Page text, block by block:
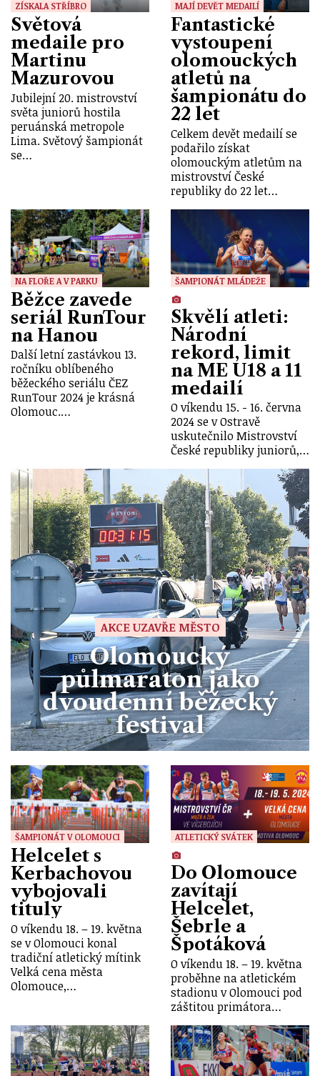
ZÍSKALA STŘÍBRO
Světová
medaile pro
Martinu
Mazurovou
Jubilejní 20. mistrovství
světa juniorů hostila
peruánská metropole
Lima. Světový šampionát
se…
MAJÍ DEVĚT MEDAILÍ
Fantastické
vystoupení
olomouckých
atletů na
šampionátu do
22 let
Celkem devět medailí se
podařilo získat
olomouckým atletům na
mistrovství České
republiky do 22 let…
NA FLOŘE A V PARKU
Běžce zavede
seriál RunTour
na Hanou
Další letní zastávkou 13.
ročníku oblíbeného
běžeckého seriálu ČEZ
RunTour 2024 je krásná
Olomouc.…
ŠAMPIONÁT MLÁDEŽE
Skvělí atleti:
Národní
rekord, limit
na ME U18 a 11
medailí
O víkendu 15. - 16. června
2024 se v Ostravě
uskutečnilo Mistrovství
České republiky juniorů,…
AKCE UZAVŘE MĚSTO
Olomoucký
půlmaraton jako
dvoudenní běžecký
festival
ŠAMPIONÁT V OLOMOUCI
Helcelet s
Kerbachovou
vybojovali
tituly
O víkendu 18. – 19. května
se v Olomouci konal
tradiční atletický mítink
Velká cena města
Olomouce,…
ATLETICKÝ SVÁTEK
Do Olomouce
zavítají
Helcelet,
Šebrle a
Špotáková
O víkendu 18. – 19. května
proběhne na atletickém
stadionu v Olomouci pod
záštitou primátora…